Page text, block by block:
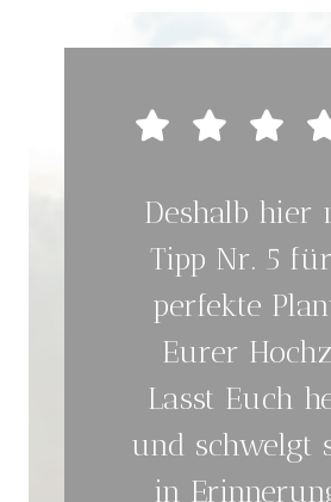
Deshalb hier
Tipp Nr. 5
perfekte
Eurer
Lasst Euch
und schwelgt
in